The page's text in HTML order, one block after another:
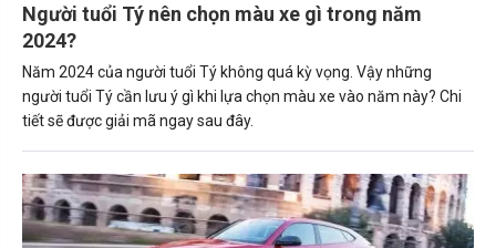
Người tuổi Tý nên chọn màu xe gì trong năm
2024?
Năm 2024 của người tuổi Tý không quá kỳ vọng. Vậy những
người tuổi Tý cần lưu ý gì khi lựa chọn màu xe vào năm này? Chi
tiết sẽ được giải mã ngay sau đây.